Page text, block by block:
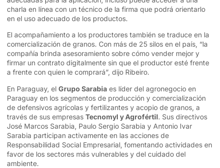
charla en línea con un técnico de la firma que podrá orientarlo
en el uso adecuado de los productos.
El acompañamiento a los productores también se traduce en la
comercialización de granos. Con más de 25 silos en el país, “la
compañía brinda asesoramiento sobre cómo vender mejor y
firmar un contrato digitalmente sin que el productor esté frente
a frente con quien le comprará”, dijo Ribeiro.
En Paraguay, el Grupo Sarabia es líder del agronegocio en
Paraguay en los segmentos de producción y comercialización
de defensivos agrícolas y fertilizantes y acopio de granos, a
través de sus empresas Tecnomyl y Agrofértil. Sus directivos
José Marcos Sarabia, Paulo Sergio Sarabia y Antonio Ivar
Sarabia participan activamente en las acciones de
Responsabilidad Social Empresarial, fomentando actividades en
favor de los sectores más vulnerables y del cuidado del
ambiente.